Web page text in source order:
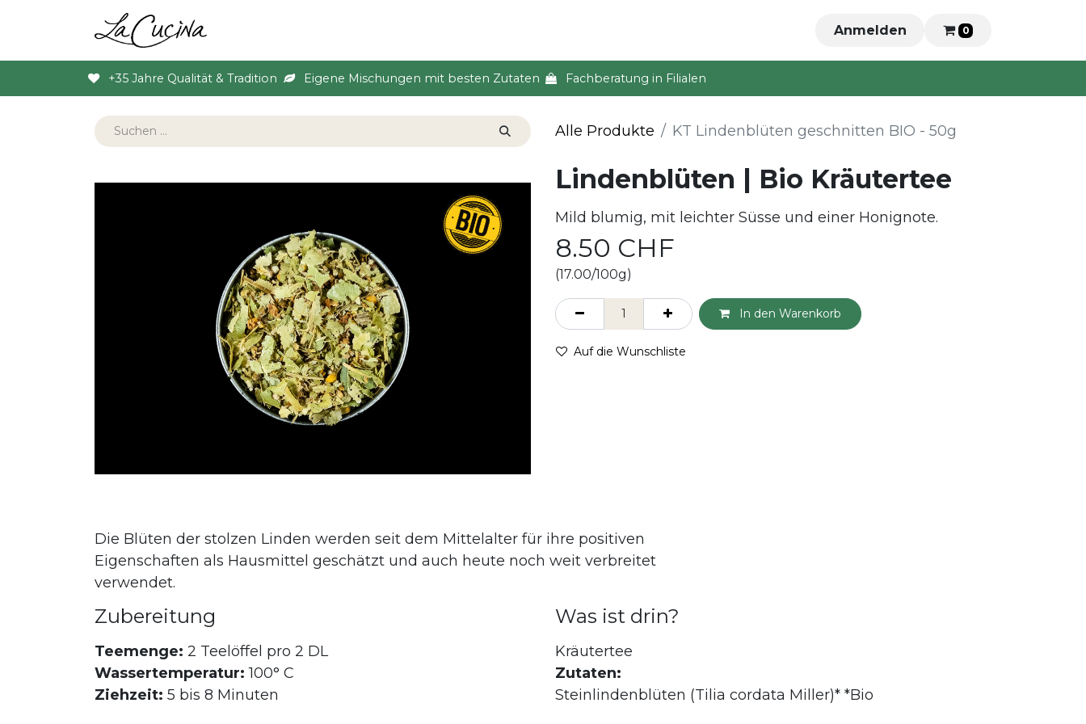
Anmelden 0
+35 Jahre Qualität & Tradition Eigene Mischungen mit besten Zutaten Fachberatung in Filialen
Alle Produkte KT Lindenblüten geschnitten BIO - 50g
Lindenblüten | Bio Kräutertee
Mild blumig, mit leichter Süsse und einer Honignote.
8.50 CHF
(17.00/100g)
In den Warenkorb
Auf die Wunschliste
Die Blüten der stolzen Linden werden seit dem Mittelalter für ihre positiven
Eigenschaften als Hausmittel geschätzt und auch heute noch weit verbreitet
verwendet.
Zubereitung
Teemenge: 2 Teelöffel pro 2 DL
Wassertemperatur:100° C
Ziehzeit: 5 bis 8 Minuten
Was ist drin?
Kräutertee
Zutaten:
Steinlindenblüten (Tilia cordata Miller)* *Bio